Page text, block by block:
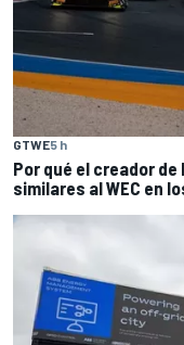
GTWE5 h
Por qué el creador
similares al WEC en